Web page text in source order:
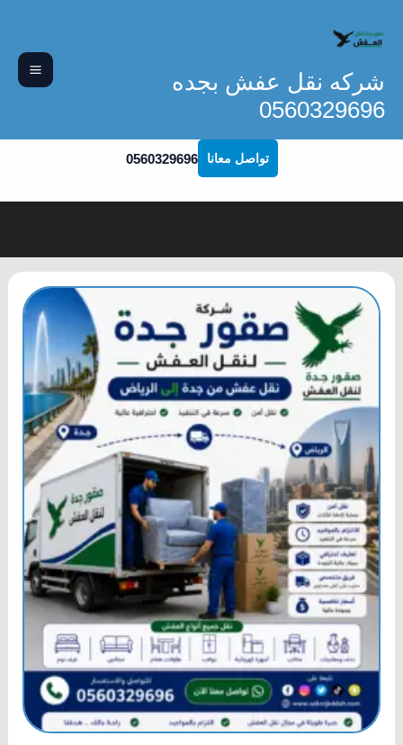
شركه نقل عفش بجده
0560329696
تواصل معانا 0560329696